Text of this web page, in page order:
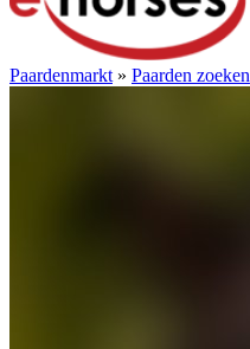
Paardenmarkt » Paarden zoeken